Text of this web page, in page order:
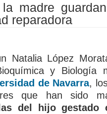
madre
reparadora
Natalia López
y Biología
de Navarra,
que han sido
del hijo gestado